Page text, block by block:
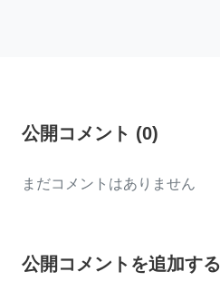
公開コメント (0)
まだコメントはありません
公開コメントを追加する